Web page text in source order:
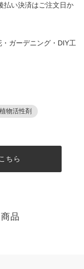
払い決済はご注文日か
・ガーデニング・DIY工
植物活性剤
ちら
品